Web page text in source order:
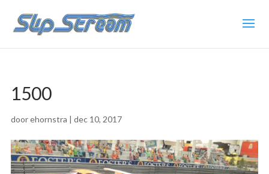
1500
doorehornstra | dec 10, 2017